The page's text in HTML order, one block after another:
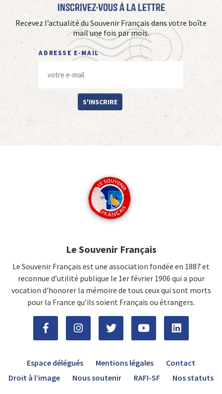
Inscrivez-vous à La Lettre
Recevez l’actualité du Souvenir Français dans votre boîte
mail une fois par mois.
ADRESSE E-MAIL
S'INSCRIRE
Le Souvenir Français
Le Souvenir Français est une association fondée en 1887 et
reconnue d’utilité publique le 1er février 1906 qui a pour
vocation d'honorer la mémoire de tous ceux qui sont morts
pour la France qu’ils soient Français ou étrangers.
Espace délégués Mentions légales
Contact
Droit à l’image
Nous soutenir RAFI-SF Nos statuts